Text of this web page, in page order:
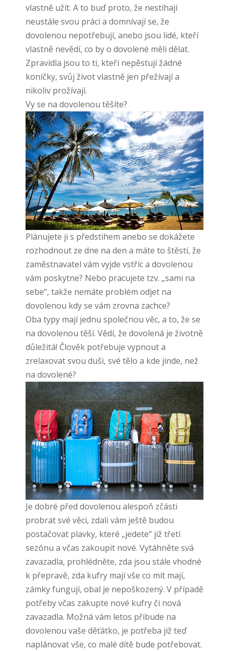
vlastně užít. A to buď proto, že nestíhají
neustále svou práci a domnívají se, že
dovolenou nepotřebují, anebo jsou lidé, kteří
vlastně nevědí, co by o dovolené měli dělat.
Zpravidla jsou to ti, kteří nepěstují žádné
koníčky, svůj život vlastně jen přežívají a
nikoliv prožívají.
Vy se na dovolenou těšíte?
Plánujete ji s předstihem anebo se dokážete
rozhodnout ze dne na den a máte to štěstí, že
zaměstnavatel vám vyjde vstříc a dovolenou
vám poskytne? Nebo pracujete tzv. „sami na
sebe“, takže nemáte problém odjet na
dovolenou kdy se vám zrovna zachce?
Oba typy mají jednu společnou věc, a to, že se
na dovolenou těší. Vědí, že dovolená je životně
důležitá! Člověk potřebuje vypnout a
zrelaxovat svou duši, své tělo a kde jinde, než
na dovolené?
Je dobré před dovolenou alespoň zčásti
probrat své věci, zdali vám ještě budou
postačovat plavky, které „jedete“ již třetí
sezónu a včas zakoupit nové. Vytáhněte svá
zavazadla, prohlédněte, zda jsou stále vhodné
k přepravě, zda kufry mají vše co mít mají,
zámky fungují, obal je nepoškozený. V případě
potřeby včas zakupte nové kufry či nová
zavazadla. Možná vám letos přibude na
dovolenou vaše děťátko, je potřeba již teď
naplánovat vše, co malé dítě bude potřebovat.